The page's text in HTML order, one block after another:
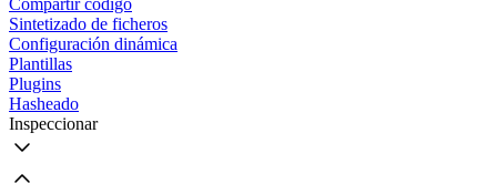
Compartir código
Sintetizado de ficheros
Configuración dinámica
Plantillas
Plugins
Hasheado
Inspeccionar